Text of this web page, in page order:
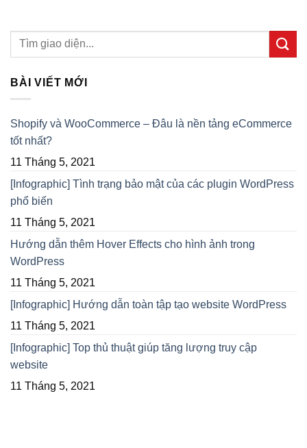
BÀI VIẾT MỚI
Shopify và WooCommerce – Đâu là nền tảng eCommerce
tốt nhất?
11 Tháng 5, 2021
[Infographic] Tình trạng bảo mật của các plugin WordPress
phổ biến
11 Tháng 5, 2021
Hướng dẫn thêm Hover Effects cho hình ảnh trong
WordPress
11 Tháng 5, 2021
[Infographic] Hướng dẫn toàn tập tạo website WordPress
11 Tháng 5, 2021
[Infographic] Top thủ thuật giúp tăng lượng truy cập
website
11 Tháng 5, 2021